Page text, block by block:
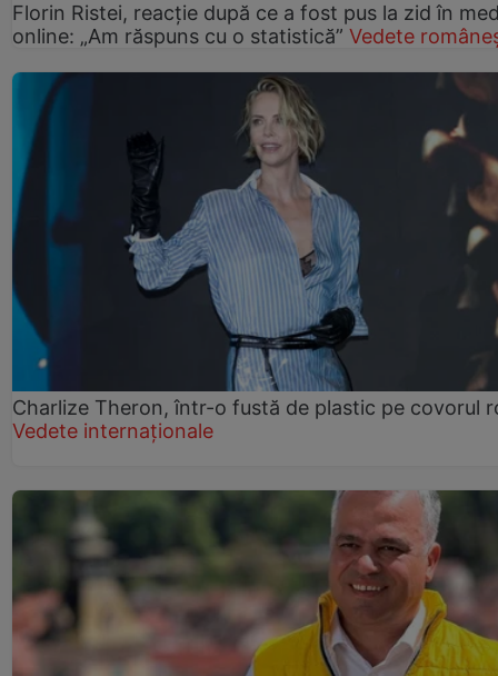
Florin Ristei, reacție după ce a fost pus la zid în
online: „Am răspuns cu o statistică” Vedete
Charlize Theron, într-o fustă de plastic pe covorul
Vedete internaționale